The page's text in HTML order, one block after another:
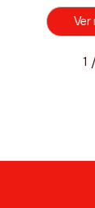
Ver
1